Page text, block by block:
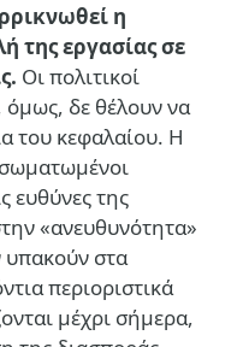
η
της εργασίας σε
Οι πολιτικοί
δε θέλουν να
του κεφαλαίου. Η
ευθύνες της
«ανευθυνότητα»
υπακούν στα
περιοριστικά
μέχρι σήμερα,